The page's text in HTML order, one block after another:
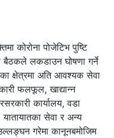
कोरोना पोजेटिभ पुष्टि
बैठकले लकडाउन घोषणा गर्ने
क्षेत्रमा अति आवश्यक सेवा
फलफूल, खाद्यान्न
कार्यालय, वडा
सेवा र अन्य
गरेमा कानूनबमोजिम